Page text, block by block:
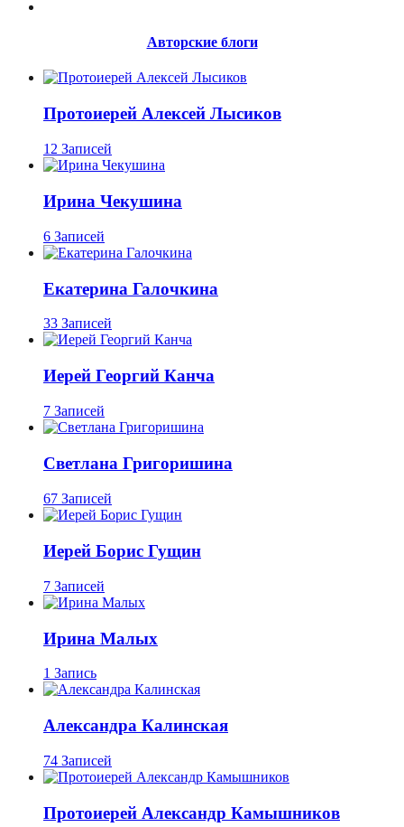
Авторские блоги
Протоиерей Алексей Лысиков
12 Записей
Ирина Чекушина
6 Записей
Екатерина Галочкина
33 Записей
Иерей Георгий Канча
7 Записей
Светлана Григоришина
67 Записей
Иерей Борис Гущин
7 Записей
Ирина Малых
1 Запись
Александра Калинская
74 Записей
Протоиерей Александр Камышников